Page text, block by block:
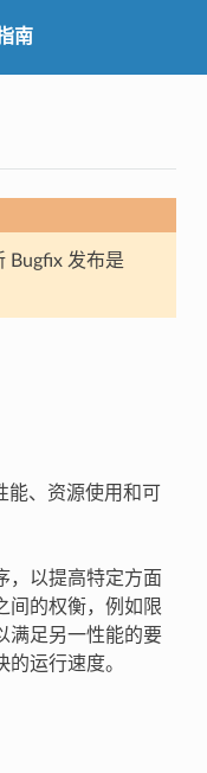
南
Bugfix 发布是
能、资源使用和可
，以提高特定方面
间的权衡，例如限
满足另一性能的要
运行速度。